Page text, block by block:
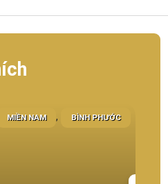
MIỀN NAM , BÌNH PHƯỚC